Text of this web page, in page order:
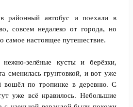
районный автобус и поехали в
совсем недалеко от города, но
самое настоящее путешествие.
зелёные кусты и берёзки,
сменилась грунтовкой, и вот уже
вошёл по тропинке в деревню. С
уже всё нравилось. Небольшие